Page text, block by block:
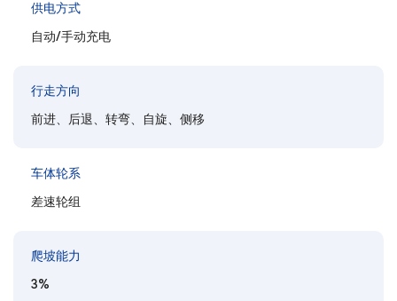
供电方式
自动/手动充电
行走方向
前进、后退、转弯、自旋、侧移
车体轮系
差速轮组
爬坡能力
3%